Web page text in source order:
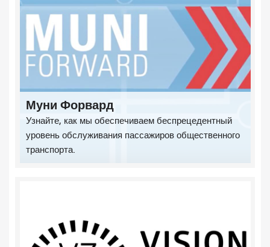
Муни Форвард
Узнайте, как мы обеспечиваем беспрецедентный
уровень обслуживания пассажиров общественного
транспорта.